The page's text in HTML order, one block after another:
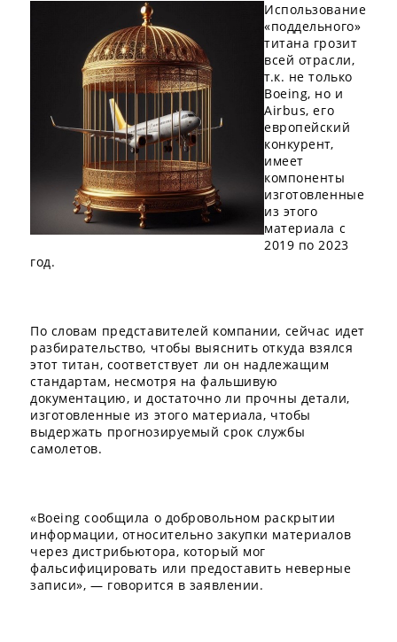
Использование
«поддельного»
титана грозит
всей отрасли,
т.к. не только
Boeing, но и
Airbus, его
европейский
конкурент,
имеет
компоненты
изготовленные
из этого
материала с
2019 по 2023
год.
По словам представителей компании, сейчас идет
разбирательство, чтобы выяснить откуда взялся
этот титан, соответствует ли он надлежащим
стандартам, несмотря на фальшивую
документацию, и достаточно ли прочны детали,
изготовленные из этого материала, чтобы
выдержать прогнозируемый срок службы
самолетов.
«Boeing сообщила о добровольном раскрытии
информации, относительно закупки материалов
через дистрибьютора, который мог
фальсифицировать или предоставить неверные
записи», — говорится в заявлении.